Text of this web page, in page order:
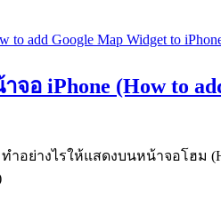
อ iPhone (How to
ำอย่างไรให้แสดงบนหน้าจอโฮม